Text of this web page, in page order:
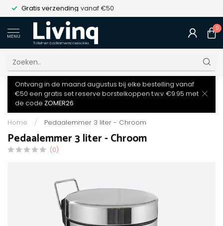
Gratis verzending vanaf €50
MENU
0
Ontvang in de maand augustus bij elke bestelling vanaf
€50 een gratis set reserve borstelkoppen t.w.v. €9.95 met
de code ZOMER26
Home / Pedaalemmer 3 liter - Chroom
Pedaalemmer 3 liter - Chroom
(0)